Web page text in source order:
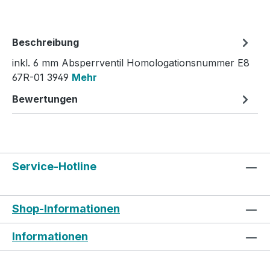
Beschreibung
inkl. 6 mm Absperrventil Homologationsnummer E8
67R-01 3949 Mehr
Bewertungen
Service-Hotline
Shop-Informationen
Informationen